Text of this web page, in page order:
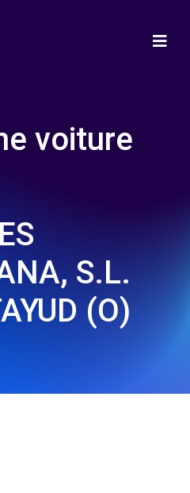
voiture
S.L.
(O)